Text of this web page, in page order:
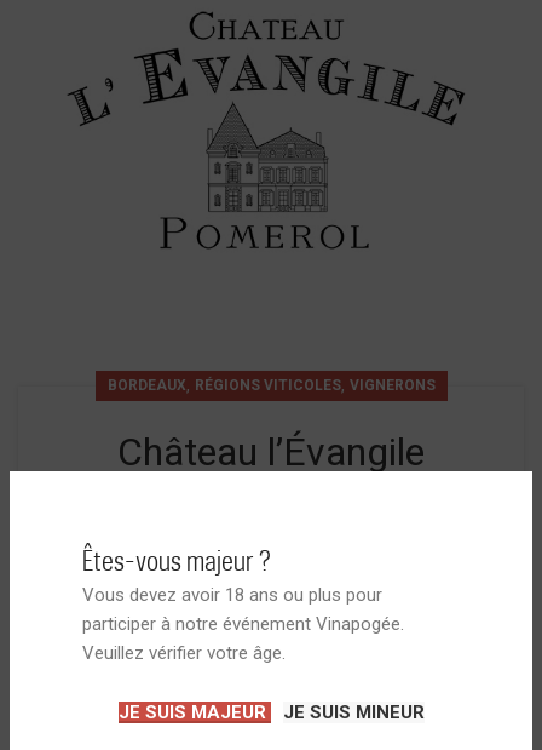
Êtes-vous majeur ?
Vous devez avoir 18 ans ou plus pour
participer à notre événement Vinapogée.
Veuillez vérifier votre âge.
JE SUIS MAJEUR JE SUIS MINEUR
BORDEAUX, RÉGIONS VITICOLES, VIGNERONS
Château l’Évangile
55 www.lafite.com/fr/domaines/chateau-levangile-fr/
CONTINUE READING